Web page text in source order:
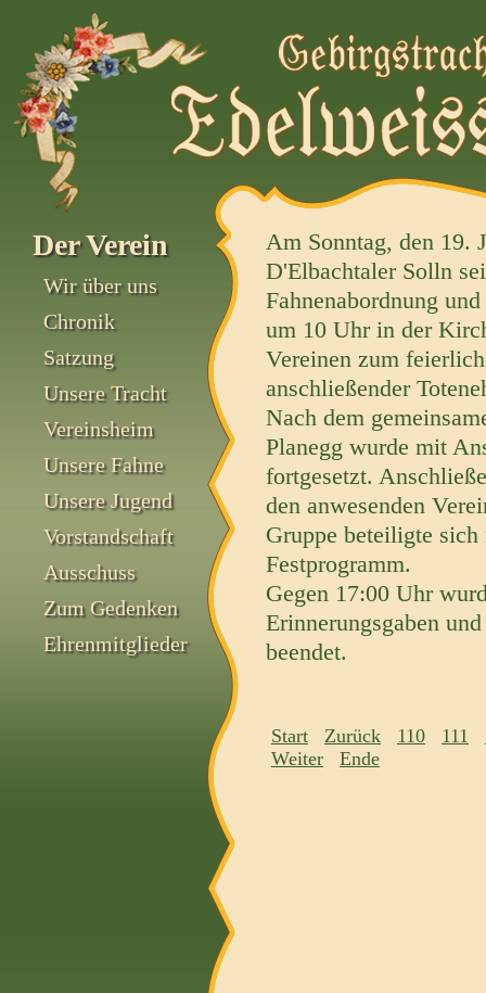
Der Verein
Wir über uns
Chronik
Satzung
Unsere Tracht
Vereinsheim
Unsere Fahne
Unsere Jugend
Vorstandschaft
Ausschuss
Zum Gedenken
Ehrenmitglieder
Am Sonntag, den 19.
D'Elbachtaler Solln
Fahnenabordnung
um 10 Uhr in der
Vereinen zum
anschließender
Nach dem
Planegg wurde mit
fortgesetzt.
den anwesenden
Gruppe beteiligte
Festprogramm.
Gegen 17:00 Uhr
Erinnerungsgaben
beendet.
Start Zurück 110 111
Weiter
Ende